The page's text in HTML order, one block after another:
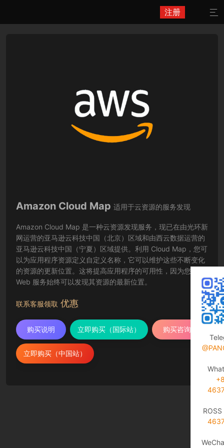
注册 
Amazon Cloud Map 适用于云资源的服务发现
Amazon Cloud Map 是一种云资源发现服务，现已在由光环新
网运营的亚马逊云科技中国（北京）区域和由西云数据运营的
亚马逊云科技中国（宁夏）区域提供。利用 Cloud Map，您可
以为应用程序资源定义自定义名称，它可以维护这些不断变化
的资源的更新位置。这将提高应用程序的可用性，因为您的
Web 服务始终可以发现其资源的最新位置。
联系客服领取 优惠
购买说明 立即购买（国际站） 购买咨询
立即购买（中国站）